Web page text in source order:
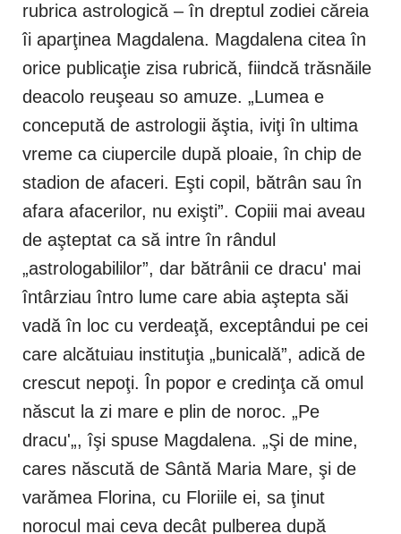
rubrica astrologică – în dreptul zodiei căreia
îi aparţinea Magdalena. Magdalena citea în
orice publicaţie zisa rubrică, fiindcă trăsnăile
deacolo reuşeau so amuze. „Lumea e
concepută de astrologii ăştia, iviţi în ultima
vreme ca ciupercile după ploaie, în chip de
stadion de afaceri. Eşti copil, bătrân sau în
afara afacerilor, nu exişti”. Copiii mai aveau
de aşteptat ca să intre în rândul
„astrologabililor”, dar bătrânii ce dracu' mai
întârziau întro lume care abia aştepta săi
vadă în loc cu verdeaţă, exceptândui pe cei
care alcătuiau instituţia „bunicală”, adică de
crescut nepoţi. În popor e credinţa că omul
născut la zi mare e plin de noroc. „Pe
dracu'„, îşi spuse Magdalena. „Şi de mine,
cares născută de Sântă Maria Mare, şi de
varămea Florina, cu Floriile ei, sa ţinut
norocul mai ceva decât pulberea după